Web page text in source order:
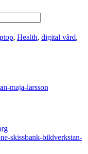
, Health, digital vård,